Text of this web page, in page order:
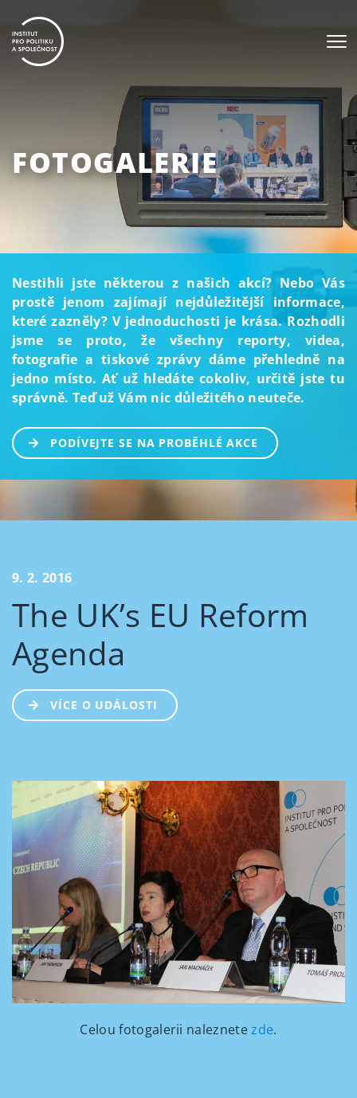
FOTOGALERIE
Nestihli jste některou z našich akcí? Nebo Vás
prostě jenom zajímají nejdůležitější informace,
které zazněly? V jednoduchosti je krása. Rozhodli
jsme se proto, že všechny reporty, videa,
fotografie a tiskové zprávy dáme přehledně na
jedno místo. Ať už hledáte cokoliv, určitě jste tu
správně. Teď už Vám nic důležitého neuteče.
PODÍVEJTE SE NA PROBĚHLÉ AKCE
9. 2. 2016
The UK’s EU Reform
Agenda
VÍCE O UDÁLOSTI
Celoufotogalerii naleznetezde.